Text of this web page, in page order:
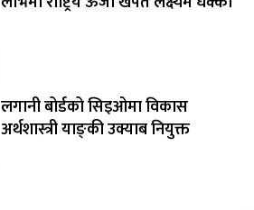
लगानी बोर्डको सिइओमा विकास
अर्थशास्त्री याङ्‌की उक्याब नियुक्त